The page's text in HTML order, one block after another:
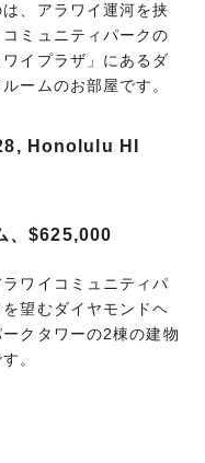
、アラワイ運河を挟
ミュニティパークの
イプラザ」にあるダ
ームのお部屋です。
Honolulu HI
、$625,000
ワイコミュニティパ
望むダイヤモンドヘ
クタワーの2棟の建物
。